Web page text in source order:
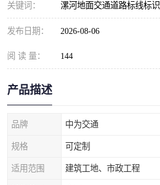
关键词： 漯河地面交通道路标线标识
发布日期： 2026-08-06
阅 读 量： 144
产品描述
品牌 中为交通
规格 可定制
适用范围 建筑工地、市政工程